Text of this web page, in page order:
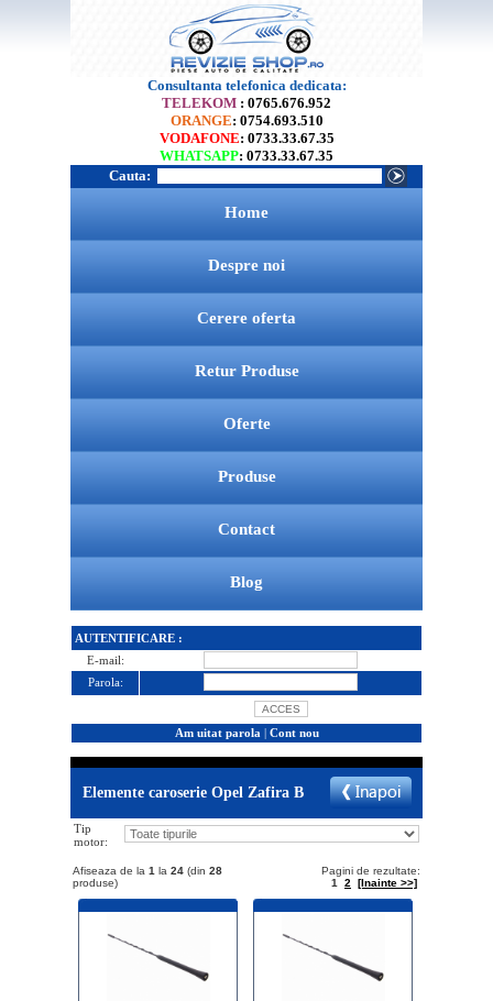
Consultanta telefonica dedicata:
TELEKOM : 0765.676.952
ORANGE: 0754.693.510
VODAFONE: 0733.33.67.35
WHATSAPP: 0733.33.67.35
Cauta:
Home
Despre noi
Cerere oferta
Retur Produse
Oferte
Produse
Contact
Blog
AUTENTIFICARE :
E-mail:
Parola:
Am uitat parola | Cont nou
Elemente caroserie Opel Zafira B
Tip
motor:
Afiseaza de la 1 la 24 (din 28
produse)
Pagini de rezultate:
1
2 [Inainte >>]